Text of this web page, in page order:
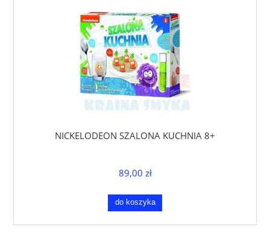
NICKELODEON SZALONA KUCHNIA 8+
89,00 zł
do koszyka